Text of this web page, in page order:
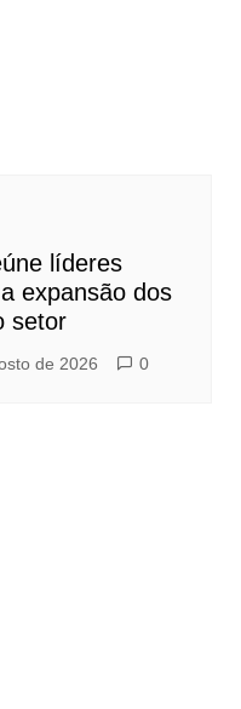
líderes
expansão dos
setor
de 2026 0